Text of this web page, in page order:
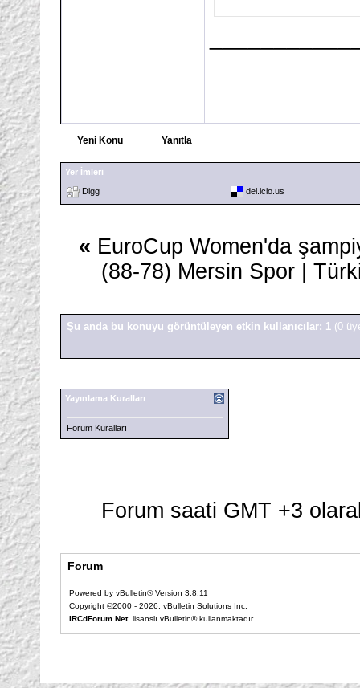
Yeni Konu Yanıtla
Yer İmleri
Digg
del.icio.us
« EuroCup Women'da
(88-78) Mersin Spor |
Şu anda bu konuyu görüntüleyen etkin kullanıcılar: 1 (0
Yayınlama Kuralları
Forum Kuralları
Forum saati GMT +3
Forum
Powered by vBulletin® Version 3.8.11
Copyright ©2000 - 2026, vBulletin Solutions Inc.
IRCdForum.Net, lisanslı vBulletin® kullanmaktadır.